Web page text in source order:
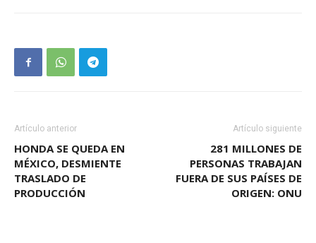
Artículo anterior
HONDA SE QUEDA EN
MÉXICO, DESMIENTE
TRASLADO DE
PRODUCCIÓN
Artículo siguiente
281 MILLONES DE
PERSONAS TRABAJAN
FUERA DE SUS PAÍSES DE
ORIGEN: ONU